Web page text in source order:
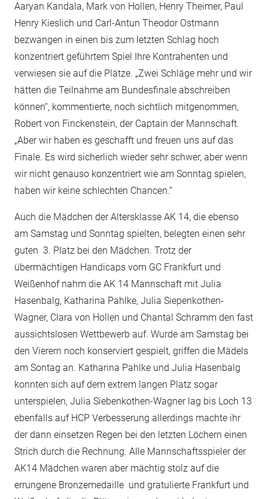
Aaryan Kandala, Mark von Hollen, Henry Theimer, Paul
Henry Kieslich und Carl-Antun Theodor Ostmann
bezwangen in einen bis zum letzten Schlag hoch
konzentriert geführtem Spiel Ihre Kontrahenten und
verwiesen sie auf die Plätze. „Zwei Schläge mehr und wir
hätten die Teilnahme am Bundesfinale abschreiben
können“, kommentierte, noch sichtlich mitgenommen,
Robert von Finckenstein, der Captain der Mannschaft.
„Aber wir haben es geschafft und freuen uns auf das
Finale. Es wird sicherlich wieder sehr schwer, aber wenn
wir nicht genauso konzentriert wie am Sonntag spielen,
haben wir keine schlechten Chancen.“
Auch die Mädchen der Altersklasse AK 14, die ebenso
am Samstag und Sonntag spielten, belegten einen sehr
guten 3. Platz bei den Mädchen. Trotz der
übermächtigen Handicaps vom GC Frankfurt und
Weißenhof nahm die AK 14 Mannschaft mit Julia
Hasenbalg, Katharina Pahlke, Julia Siepenkothen-
Wagner, Clara von Hollen und Chantal Schramm den fast
aussichtslosen Wettbewerb auf. Wurde am Samstag bei
den Vierern noch konserviert gespielt, griffen die Mädels
am Sontag an. Katharina Pahlke und Julia Hasenbalg
konnten sich auf dem extrem langen Platz sogar
unterspielen, Julia Siebenkothen-Wagner lag bis Loch 13
ebenfalls auf HCP Verbesserung allerdings machte ihr
der dann einsetzen Regen bei den letzten Löchern einen
Strich durch die Rechnung. Alle Mannschaftsspieler der
AK14 Mädchen waren aber mächtig stolz auf die
errungene Bronzemedaille und gratulierte Frankfurt und